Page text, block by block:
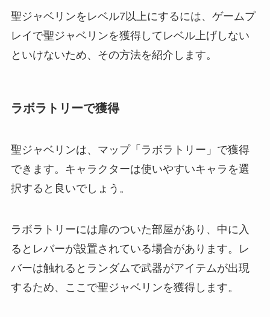
聖ジャベリンをレベル7以上にするには、ゲームプ
レイで聖ジャベリンを獲得してレベル上げしない
といけないため、その方法を紹介します。
ラボラトリーで獲得
聖ジャベリンは、マップ「ラボラトリー」で獲得
できます。キャラクターは使いやすいキャラを選
択すると良いでしょう。
ラボラトリーには扉のついた部屋があり、中に入
るとレバーが設置されている場合があります。レ
バーは触れるとランダムで武器がアイテムが出現
するため、ここで聖ジャベリンを獲得します。